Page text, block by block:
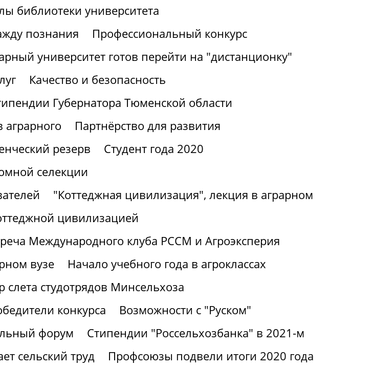
библиотеки университета
познания
Профессиональный конкурс
университет готов перейти на "дистанционку"
Качество и безопасность
Губернатора Тюменской области
Партнёрство для развития
резерв
Студент года 2020
селекции
"Коттеджная цивилизация", лекция в аграрном
цивилизацией
Международного клуба РССМ и Агроэксперия
вузе
Начало учебного года в агроклассах
студотрядов Минсельхоза
конкурса
Возможности с "Руском"
форум
Стипендии "Россельхозбанка" в 2021-м
сельский труд
Профсоюзы подвели итоги 2020 года